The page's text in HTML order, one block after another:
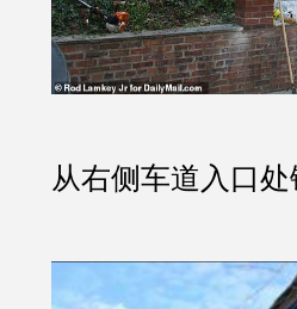
从右侧车道入口